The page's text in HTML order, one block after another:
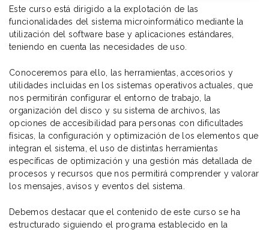
Este curso está dirigido a la explotación de las
funcionalidades del sistema microinformático mediante la
utilización del software base y aplicaciones estándares,
teniendo en cuenta las necesidades de uso.
Conoceremos para ello, las herramientas, accesorios y
utilidades incluidas en los sistemas operativos actuales, que
nos permitirán configurar el entorno de trabajo, la
organización del disco y su sistema de archivos, las
opciones de accesibilidad para personas con dificultades
físicas, la configuración y optimización de los elementos que
integran el sistema, el uso de distintas herramientas
específicas de optimización y una gestión más detallada de
procesos y recursos que nos permitirá comprender y valorar
los mensajes, avisos y eventos del sistema.
Debemos destacar que el contenido de este curso se ha
estructurado siguiendo el programa establecido en la